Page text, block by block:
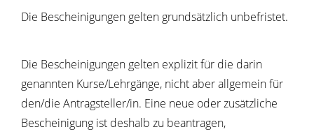
Die Bescheinigungen gelten grundsätzlich unbefristet.
Die Bescheinigungen gelten explizit für die darin
genannten Kurse/Lehrgänge, nicht aber allgemein für
den/die Antragsteller/in. Eine neue oder zusätzliche
Bescheinigung ist deshalb zu beantragen,